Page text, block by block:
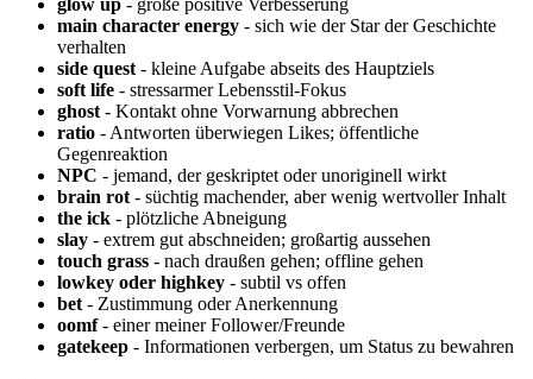
glow up - große positive Verbesserung
main character energy - sich wie der Star der Geschichte
verhalten
side quest - kleine Aufgabe abseits des Hauptziels
soft life - stressarmer Lebensstil-Fokus
ghost - Kontakt ohne Vorwarnung abbrechen
ratio - Antworten überwiegen Likes; öffentliche
Gegenreaktion
NPC - jemand, der geskriptet oder unoriginell wirkt
brain rot - süchtig machender, aber wenig wertvoller Inhalt
the ick - plötzliche Abneigung
slay - extrem gut abschneiden; großartig aussehen
touch grass - nach draußen gehen; offline gehen
lowkey oder highkey - subtil vs offen
bet - Zustimmung oder Anerkennung
oomf- einer meiner Follower/Freunde
gatekeep - Informationen verbergen, um Status zu bewahren